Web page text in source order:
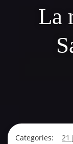
La
Categories:
21